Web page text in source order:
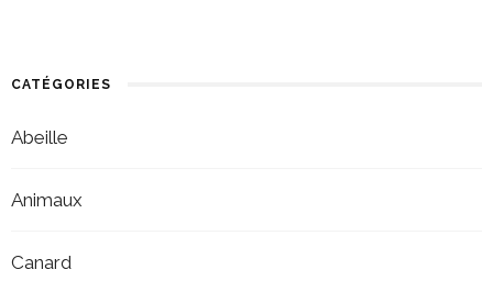
CATÉGORIES
Abeille
Animaux
Canard